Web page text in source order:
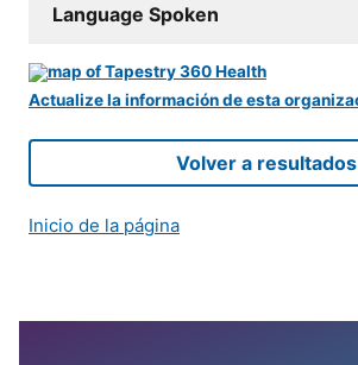
Language Spoken
Actualize la información de esta
Volver a resultados
Inicio de la página